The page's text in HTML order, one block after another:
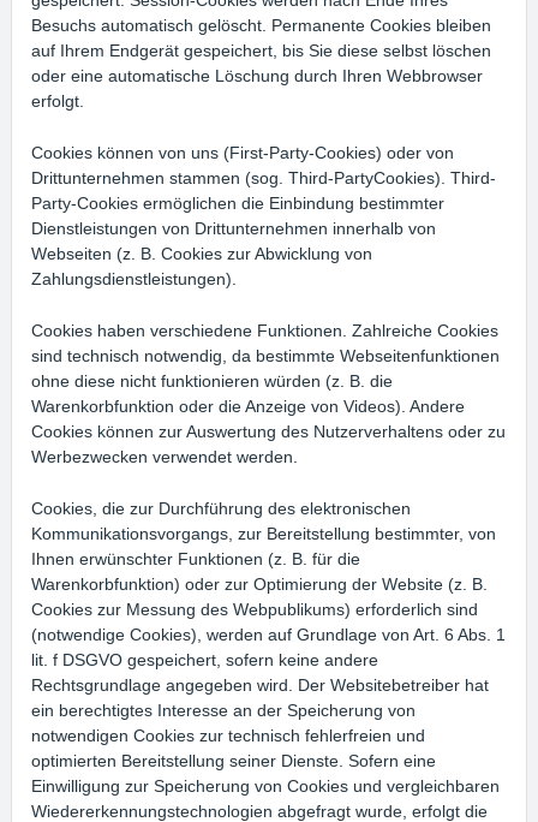
Besuchs automatisch gelöscht. Permanente Cookies bleiben
auf Ihrem Endgerät gespeichert, bis Sie diese selbst löschen
oder eine automatische Löschung durch Ihren Webbrowser
erfolgt.
Cookies können von uns (First-Party-Cookies) oder von
Drittunternehmen stammen (sog. Third-PartyCookies). Third-
Party-Cookies ermöglichen die Einbindung bestimmter
Dienstleistungen von Drittunternehmen innerhalb von
Webseiten (z. B. Cookies zur Abwicklung von
Zahlungsdienstleistungen).
Cookies haben verschiedene Funktionen. Zahlreiche Cookies
sind technisch notwendig, da bestimmte Webseitenfunktionen
ohne diese nicht funktionieren würden (z. B. die
Warenkorbfunktion oder die Anzeige von Videos). Andere
Cookies können zur Auswertung des Nutzerverhaltens oder zu
Werbezwecken verwendet werden.
Cookies, die zur Durchführung des elektronischen
Kommunikationsvorgangs, zur Bereitstellung bestimmter, von
Ihnen erwünschter Funktionen (z. B. für die
Warenkorbfunktion) oder zur Optimierung der Website (z. B.
Cookies zur Messung des Webpublikums) erforderlich sind
(notwendige Cookies), werden auf Grundlage von Art. 6 Abs. 1
lit. f DSGVO gespeichert, sofern keine andere
Rechtsgrundlage angegeben wird. Der Websitebetreiber hat
ein berechtigtes Interesse an der Speicherung von
notwendigen Cookies zur technisch fehlerfreien und
optimierten Bereitstellung seiner Dienste. Sofern eine
Einwilligung zur Speicherung von Cookies und vergleichbaren
Wiedererkennungstechnologien abgefragt wurde, erfolgt die